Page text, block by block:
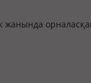
жанында